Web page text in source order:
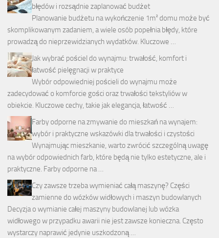
błędów i rozsądnie zaplanować budżet
Planowanie budżetu na wykończenie 1m² domu może być
skomplikowanym zadaniem, a wiele osób popełnia błędy, które
prowadzą do nieprzewidzianych wydatków. Kluczowe …
Jak wybrać pościel do wynajmu: trwałość, komfort i
łatwość pielęgnacji w praktyce
Wybór odpowiedniej pościeli do wynajmu może
zadecydować o komforcie gości oraz trwałości tekstyliów w
obiekcie. Kluczowe cechy, takie jak elegancja, łatwość …
Farby odporne na zmywanie do mieszkań na wynajem:
wybór i praktyczne wskazówki dla trwałości i czystości
Wynajmując mieszkanie, warto zwrócić szczególną uwagę
na wybór odpowiednich farb, które będą nie tylko estetyczne, ale i
praktyczne. Farby odporne na …
Czy zawsze trzeba wymieniać całą maszynę? Części
zamienne do wózków widłowych i maszyn budowlanych
Decyzja o wymianie całej maszyny budowlanej lub wózka
widłowego w przypadku awarii nie jest zawsze konieczna. Często
wystarczy naprawić jedynie uszkodzoną …